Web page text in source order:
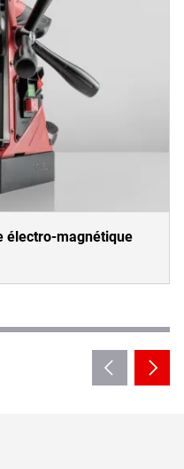
électro-magnétique